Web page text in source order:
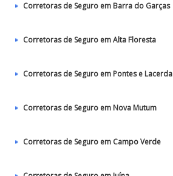
Corretoras de Seguro em Barra do Garças
Corretoras de Seguro em Alta Floresta
Corretoras de Seguro em Pontes e Lacerda
Corretoras de Seguro em Nova Mutum
Corretoras de Seguro em Campo Verde